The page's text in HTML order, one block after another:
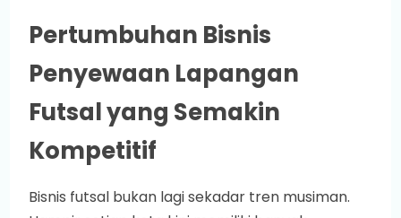
Pertumbuhan Bisnis
Penyewaan Lapangan
Futsal yang Semakin
Kompetitif
Bisnis futsal bukan lagi sekadar tren musiman.